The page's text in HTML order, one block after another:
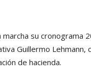
marcha su cronograma
Guillermo Lehmann,
de hacienda.